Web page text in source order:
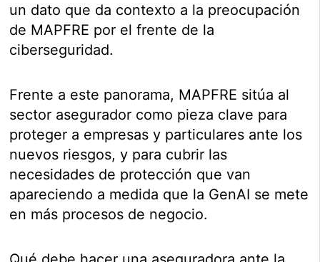
un dato que da contexto a la preocupación
de MAPFRE por el frente de la
ciberseguridad.
Frente a este panorama, MAPFRE sitúa al
sector asegurador como pieza clave para
proteger a empresas y particulares ante los
nuevos riesgos, y para cubrir las
necesidades de protección que van
apareciendo a medida que la GenAI se mete
en más procesos de negocio.